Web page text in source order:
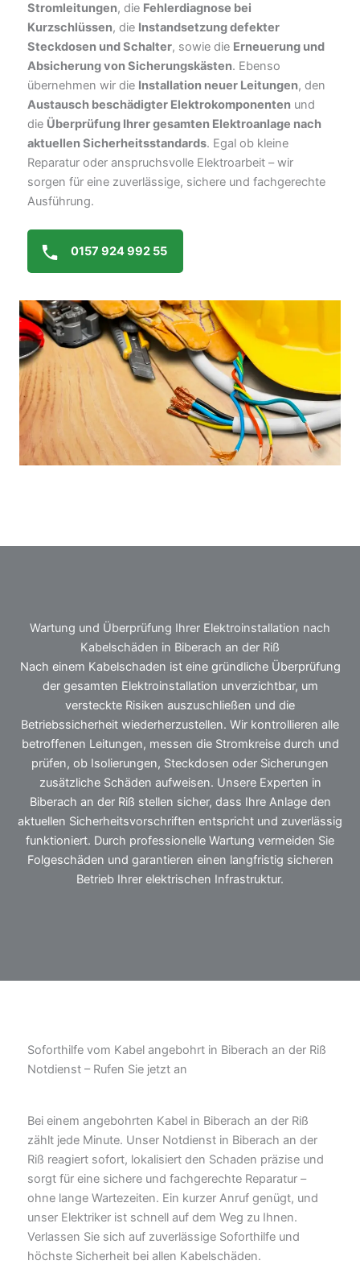
Stromleitungen, die Fehlerdiagnose bei
Kurzschlüssen, die Instandsetzung defekter
Steckdosen und Schalter, sowie die Erneuerung und
Absicherung von Sicherungskästen. Ebenso
übernehmen wir die Installation neuer Leitungen, den
Austausch beschädigter Elektrokomponenten und
die Überprüfung Ihrer gesamten Elektroanlage nach
aktuellen Sicherheitsstandards. Egal ob kleine
Reparatur oder anspruchsvolle Elektroarbeit – wir
sorgen für eine zuverlässige, sichere und fachgerechte
Ausführung.
0157 924 992 55
Wartung und Überprüfung Ihrer Elektroinstallation nach
Kabelschäden in Biberach an der Riß
Nach einem Kabelschaden ist eine gründliche Überprüfung
der gesamten Elektroinstallation unverzichtbar, um
versteckte Risiken auszuschließen und die
Betriebssicherheit wiederherzustellen. Wir kontrollieren alle
betroffenen Leitungen, messen die Stromkreise durch und
prüfen, ob Isolierungen, Steckdosen oder Sicherungen
zusätzliche Schäden aufweisen. Unsere Experten in
Biberach an der Riß stellen sicher, dass Ihre Anlage den
aktuellen Sicherheitsvorschriften entspricht und zuverlässig
funktioniert. Durch professionelle Wartung vermeiden Sie
Folgeschäden und garantieren einen langfristig sicheren
Betrieb Ihrer elektrischen Infrastruktur.
Soforthilfe vom Kabel angebohrt in Biberach an der Riß
Notdienst – Rufen Sie jetzt an
Bei einem angebohrten Kabel in Biberach an der Riß
zählt jede Minute. Unser Notdienst in Biberach an der
Riß reagiert sofort, lokalisiert den Schaden präzise und
sorgt für eine sichere und fachgerechte Reparatur –
ohne lange Wartezeiten. Ein kurzer Anruf genügt, und
unser Elektriker ist schnell auf dem Weg zu Ihnen.
Verlassen Sie sich auf zuverlässige Soforthilfe und
höchste Sicherheit bei allen Kabelschäden.